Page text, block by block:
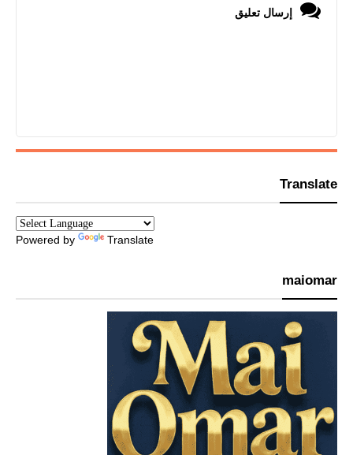
إرسال تعليق
Translate
Powered by Translate
maiomar